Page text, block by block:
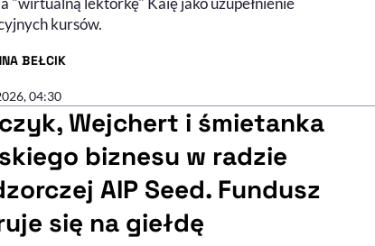
kursów.
BEŁCIK
ARTYKUŁU - PROFIL
04:30
Wejchert i śmietanka
biznesu w radzie
AIP Seed. Fundusz
się na giełdę